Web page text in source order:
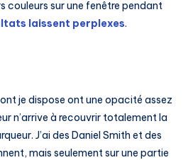
couleurs sur une fenêtre pendant
laissent perplexes.
je dispose ont une opacité assez
n’arrive à recouvrir totalement la
J’ai des Daniel Smith et des
mais seulement sur une partie